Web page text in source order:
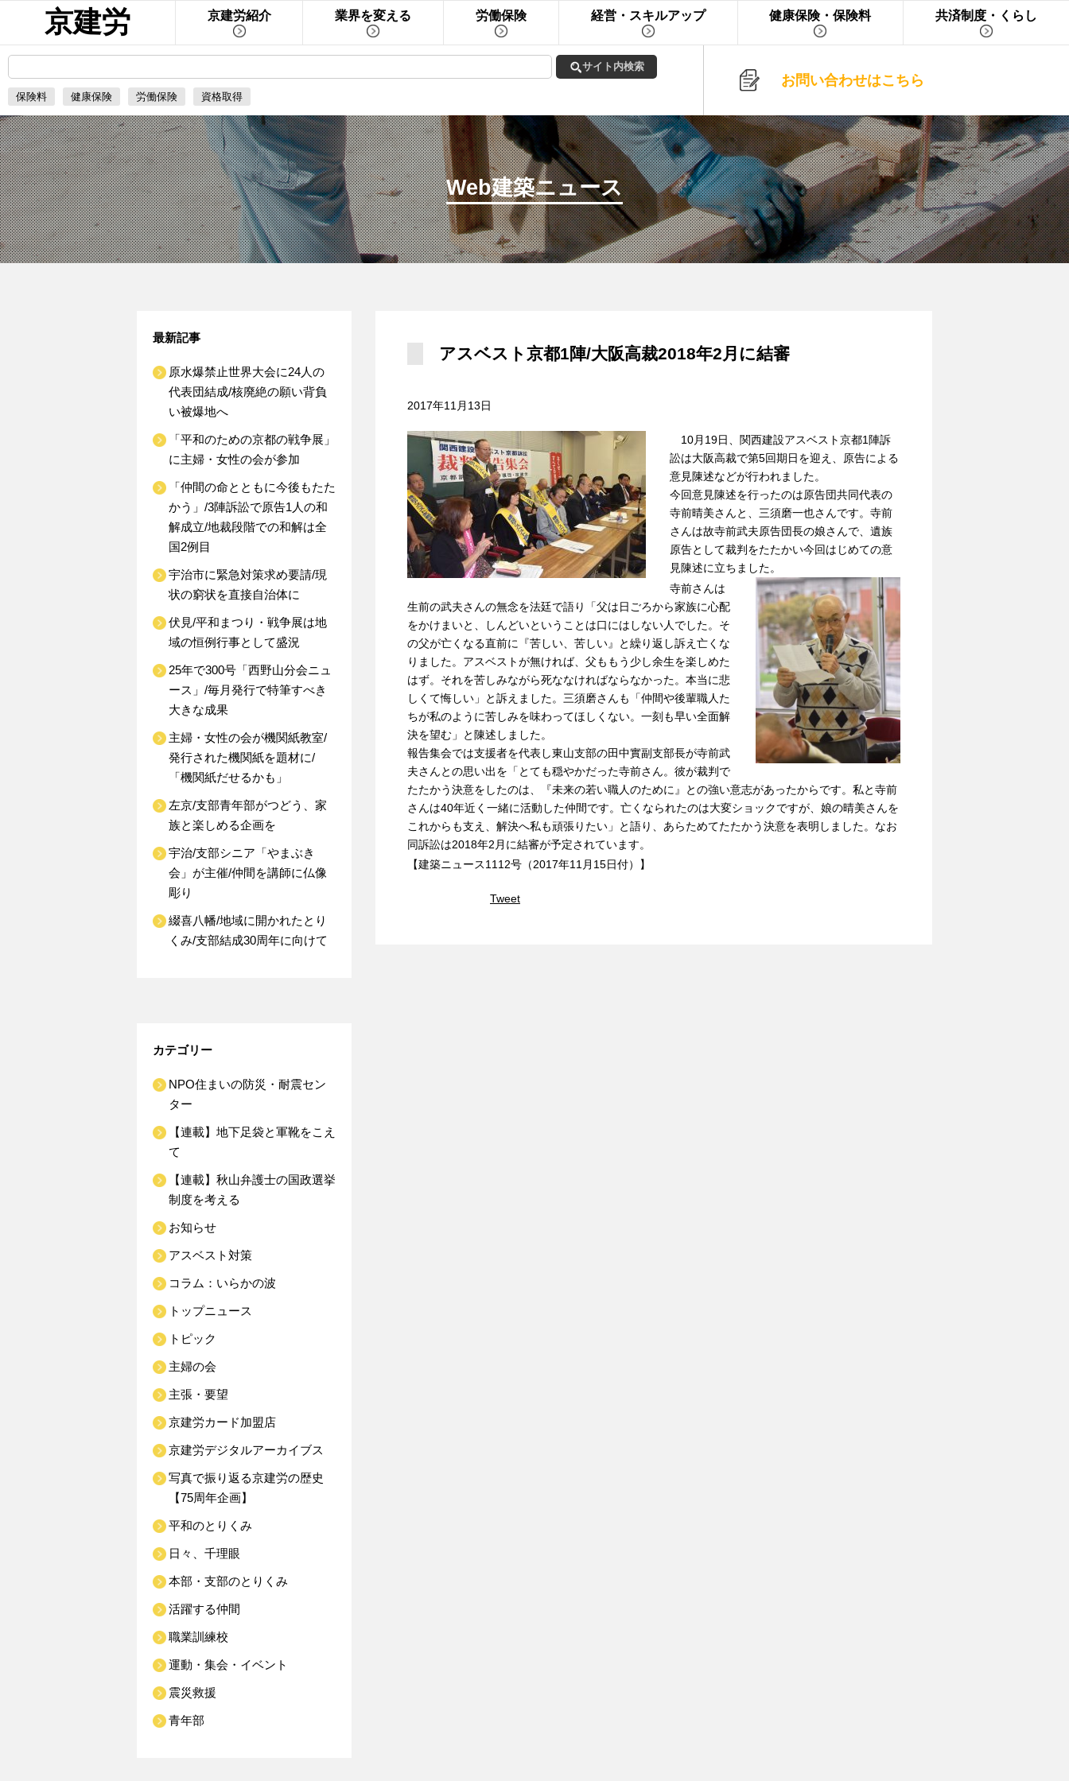
京建労 京建労紹介 業界を変える 労働保険 経営・スキルアップ 健康保険・保険料 共済制度・くらし
保険料 健康保険 労働保険 資格取得
お問い合わせはこちら
Web建築ニュース
アスベスト京都1陣/大阪高裁2018年2月に結審
2017年11月13日
10月19日、関西建設アスベスト京都1陣訴
訟は大阪高裁で第5回期日を迎え、原告による
意見陳述などが行われました。
今回意見陳述を行ったのは原告団共同代表の
寺前晴美さんと、三須磨一也さんです。寺前
さんは故寺前武夫原告団長の娘さんで、遺族
原告として裁判をたたかい今回はじめての意
見陳述に立ちました。
寺前さんは
生前の武夫さんの無念を法廷で語り「父は日ごろから家族に心配
をかけまいと、しんどいということは口にはしない人でした。そ
の父が亡くなる直前に『苦しい、苦しい』と繰り返し訴え亡くな
りました。アスベストが無ければ、父ももう少し余生を楽しめた
はず。それを苦しみながら死ななければならなかった。本当に悲
しくて悔しい」と訴えました。三須磨さんも「仲間や後輩職人た
ちが私のように苦しみを味わってほしくない。一刻も早い全面解
決を望む」と陳述しました。
報告集会では支援者を代表し東山支部の田中實副支部長が寺前武
夫さんとの思い出を「とても穏やかだった寺前さん。彼が裁判で
たたかう決意をしたのは、『未来の若い職人のために』との強い意志があったからです。私と寺前
さんは40年近く一緒に活動した仲間です。亡くなられたのは大変ショックですが、娘の晴美さんを
これからも支え、解決へ私も頑張りたい」と語り、あらためてたたかう決意を表明しました。なお
同訴訟は2018年2月に結審が予定されています。
【建築ニュース1112号（2017年11月15日付）】
Tweet
最新記事
原水爆禁止世界大会に24人の
代表団結成/核廃絶の願い背負
い被爆地へ
「平和のための京都の戦争展」
に主婦・女性の会が参加
「仲間の命とともに今後もたた
かう」/3陣訴訟で原告1人の和
解成立/地裁段階での和解は全
国2例目
宇治市に緊急対策求め要請/現
状の窮状を直接自治体に
伏見/平和まつり・戦争展は地
域の恒例行事として盛況
25年で300号「西野山分会ニュ
ース」/毎月発行で特筆すべき
大きな成果
主婦・女性の会が機関紙教室/
発行された機関紙を題材に/
「機関紙だせるかも」
左京/支部青年部がつどう、家
族と楽しめる企画を
宇治/支部シニア「やまぶき
会」が主催/仲間を講師に仏像
彫り
綴喜八幡/地域に開かれたとり
くみ/支部結成30周年に向けて
カテゴリー
NPO住まいの防災・耐震セン
ター
【連載】地下足袋と軍靴をこえ
て
【連載】秋山弁護士の国政選挙
制度を考える
お知らせ
アスベスト対策
コラム：いらかの波
トップニュース
トピック
主婦の会
主張・要望
京建労カード加盟店
京建労デジタルアーカイブス
写真で振り返る京建労の歴史
【75周年企画】
平和のとりくみ
日々、千理眼
本部・支部のとりくみ
活躍する仲間
職業訓練校
運動・集会・イベント
震災救援
青年部